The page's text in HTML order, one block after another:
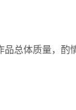
总体质量，酌